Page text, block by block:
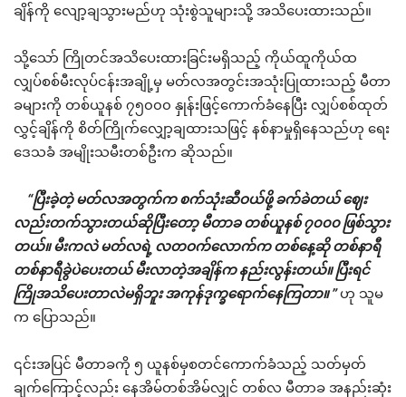
ချိန်ကို လျော့ချသွားမည်ဟု သုံးစွဲသူများသို့ အသိပေးထားသည်။
သို့သော် ကြိုတင်အသိပေးထားခြင်းမရှိသည့် ကိုယ်ထူကိုယ်ထ
လျှပ်စစ်မီးလုပ်ငန်းအချို့မှ မတ်လအတွင်းအသုံးပြုထားသည့် မီတာ
ခများကို တစ်ယူနစ် ၇၅၀၀၀ နှုန်းဖြင့်ကောက်ခံနေပြီး လျှပ်စစ်ထုတ်
လွှင့်ချိန်ကို စိတ်ကြိုက်လျှော့ချထားသဖြင့် နစ်နာမှုရှိနေသည်ဟု ရေး
ဒေသခံ အမျိုးသမီးတစ်ဦးက ဆိုသည်။
“ပြီးခဲ့တဲ့ မတ်လအတွက်က စက်သုံးဆီဝယ်ဖို့ ခက်ခဲတယ် ဈေး
လည်းတက်သွားတယ်ဆိုပြီးတော့ မီတာခ တစ်ယူနစ် ၇၀၀၀ ဖြစ်သွား
တယ်။ မီးကလဲ မတ်လရဲ့ လတဝက်‌လောက်က တစ်နေ့ဆို တစ်နာရီ
တစ်နာရီခွဲပဲပေးတယ် မီးလာတဲ့အချိန်က နည်းလွန်းတယ်။ ပြီးရင်
ကြိုအသိပေးတာလဲမရှိဘူး အကုန်ဒုက္ခရောက်‌နေကြတာ။ ”ဟု သူမ
က ပြောသည်။
၎င်းအပြင် မီတာခကို ၅ ယူနစ်မှစတင်ကောက်ခံသည့် သတ်မှတ်
ချက်ကြောင့်လည်း နေအိမ်တစ်အိမ်လျှင် တစ်လ မီတာခ အနည်းဆုံး